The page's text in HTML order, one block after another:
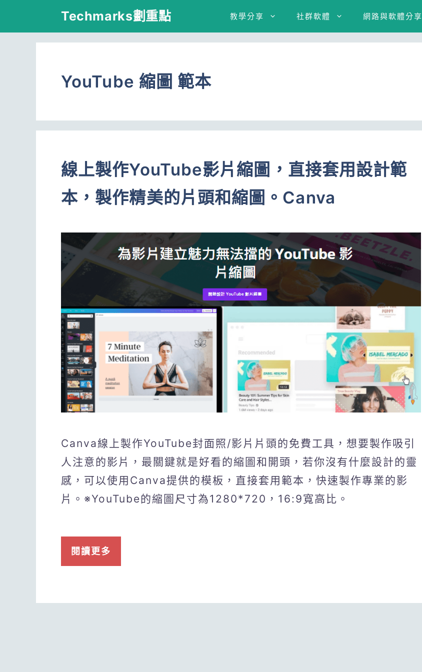
Techmarks劃重點 教學分享 社群軟體 網路與軟體分享
YouTube 縮圖 範本
線上製作YouTube影片縮圖，直接套用設計範
本，製作精美的片頭和縮圖。Canva
Canva線上製作YouTube封面照/影片片頭的免費工具，想要製作吸引
人注意的影片，最關鍵就是好看的縮圖和開頭，若你沒有什麼設計的靈
感，可以使用Canva提供的模板，直接套用範本，快速製作專業的影
片。※YouTube的縮圖尺寸為1280*720，16:9寬高比。
閱讀更多